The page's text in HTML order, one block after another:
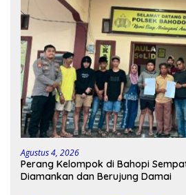
Agustus 4, 2026
Perang Kelompok di Bahopi
Diamankan dan Berujung Damai